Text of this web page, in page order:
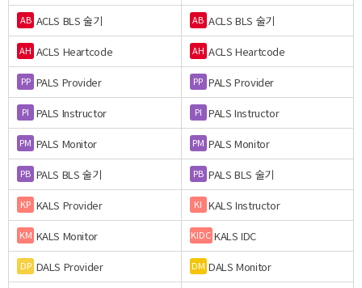
AB ACLS BLS 술기 AB ACLS BLS 술기
AH ACLS Heartcode AH ACLS Heartcode
PP PALS Provider PP PALS Provider
PI PALS Instructor PI PALS Instructor
PM PALS Monitor PM PALS Monitor
PB PALS BLS 술기 PB PALS BLS 술기
KP KALS Provider KI KALS Instructor
KM KALS Monitor KIDC KALS IDC
DP DALS Provider DM DALS Monitor